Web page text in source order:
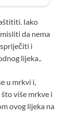
Iako
da nema
i
lijeka..
u mrkvi i,
više mrkve i
ovog lijeka na